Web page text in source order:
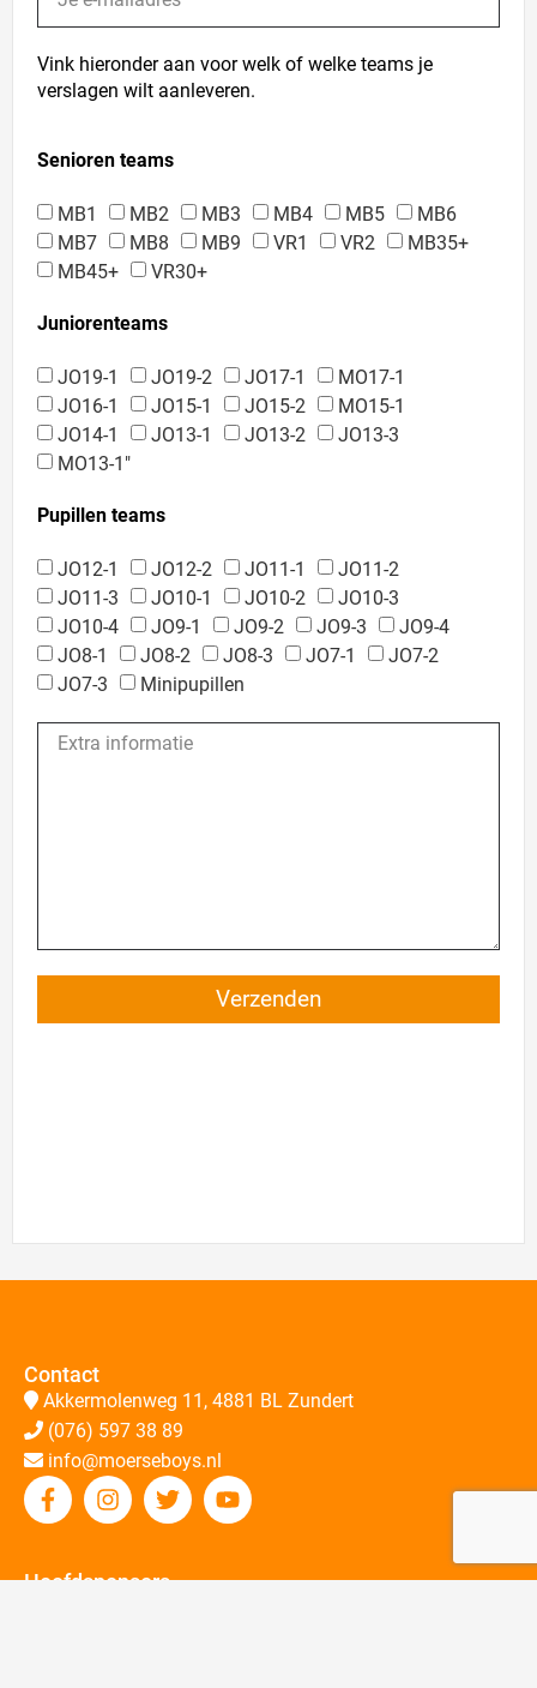
Vink hieronder aan voor welk of welke teams je
verslagen wilt aanleveren.
Senioren teams
MB1 MB2 MB3 MB4 MB5
MB6
MB7
MB8 MB9 VR1 VR2
MB35+
MB45+
VR30+
Juniorenteams
JO19-1 JO19-2 JO17-1
MO17-1
JO16-1
JO15-1 JO15-2
MO15-1
JO14-1
JO13-1 JO13-2
JO13-3
MO13-1"
Pupillen teams
JO12-1 JO12-2 JO11-1
JO11-2
JO11-3
JO10-1 JO10-2
JO10-3
JO10-4
JO9-1 JO9-2 JO9-3
JO9-4
JO8-1
JO8-2 JO8-3 JO7-1
JO7-2
JO7-3
Minipupillen
Verzenden
Contact
Akkermolenweg 11, 4881 BL Zundert
(076) 597 38 89
info@moerseboys.nl
Hoofdsponsors